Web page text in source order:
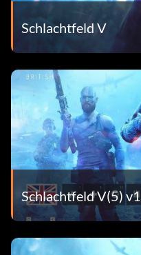
Schlachtfeld V
Schlachtfeld V(5)